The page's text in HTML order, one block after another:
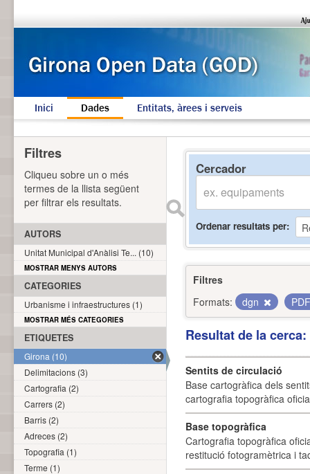
Inici Dades Entitats, àrees i serveis
Cercador
Ordenar resultats per
Filtres
Formats:
dgn
Resultat de la
Sentits de circulació
Base cartogràfica dels
cartografia topogràfica
Base topogràfica
Cartografia topogràfica
restitució fotogramètrica i
Filtres
Cliqueu sobre un o més
termes de la llista següent
per filtrar els resultats.
AUTORS
Unitat Municipal d'Anàlisi Te... (10)
MOSTRAR MENYS AUTORS
CATEGORIES
Urbanisme i infraestructures (1)
MOSTRAR MÉS CATEGORIES
ETIQUETES
Girona (10)
Delimitacions (3)
Cartografia (2)
Carrers (2)
Barris (2)
Adreces (2)
Topografia (1)
Terme (1)